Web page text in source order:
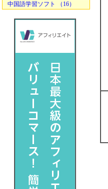
中国語学習ソフト （16）